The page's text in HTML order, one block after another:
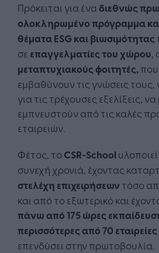
Πρόκειται για έναδιεθνώς
ολοκληρωμένο πρόγραμμα
θέματα ESG και βιωσιμότητας
σε επαγγελματίες του χώρου,
μεταπτυχιακούς φοιτητές,
εμβαθύνουν τις γνώσεις
για τις τρέχουσες εξελίξεις,
εμπνευστούν από τις καλές
εταιρειών.
Φέτος, το CSR-School
συνεχή χρονιά, έχοντας
στελέχη επιχειρήσεων τόσο
και από το εξωτερικό και
πάνω από 175 ώρες
περισσότερεςαπό 70 εταιρείες
επενδύσει στην πρωτοβουλία.